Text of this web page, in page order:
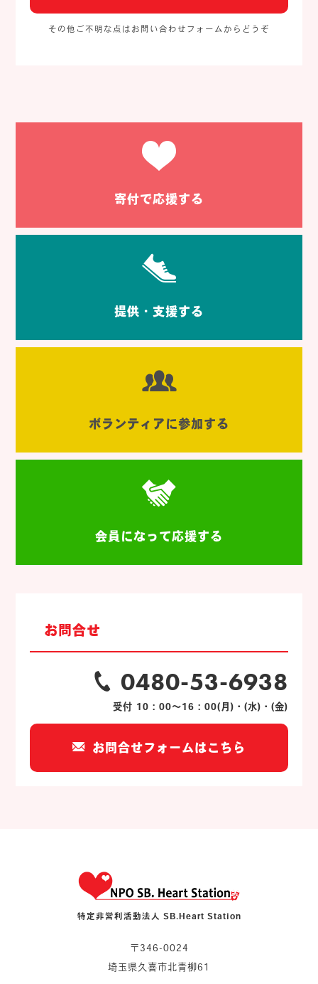
その他ご不明な点はお問い合わせフォームからどうぞ
寄付で応援する
提供・支援する
ボランティアに参加する
会員になって応援する
お問合せ
0480-53-6938
受付 10：00～16：00(月)・(水)・(金)
お問合せフォームはこちら
特定非営利活動法人 SB.Heart Station
〒346-0024
埼玉県久喜市北青柳61